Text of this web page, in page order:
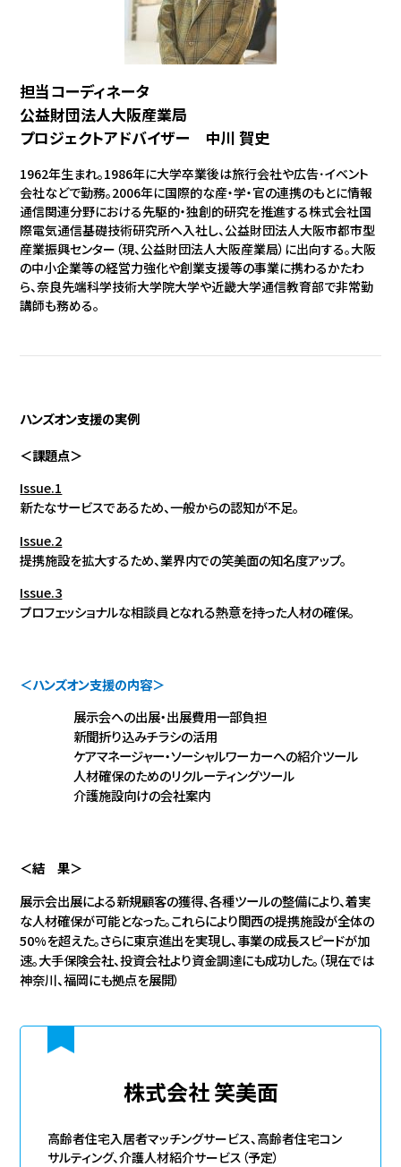
担当コーディネータ
公益財団法人大阪産業局
プロジェクトアドバイザー 中川 賀史
1962年生まれ。1986年に大学卒業後は旅行会社や広告･イベント
会社などで勤務。2006年に国際的な産・学・官の連携のもとに情報
通信関連分野における先駆的・独創的研究を推進する株式会社国
際電気通信基礎技術研究所へ入社し、公益財団法人大阪市都市型
産業振興センター（現、公益財団法人大阪産業局）に出向する。大阪
の中小企業等の経営力強化や創業支援等の事業に携わるかたわ
ら、奈良先端科学技術大学院大学や近畿大学通信教育部で非常勤
講師も務める。
ハンズオン支援の実例
＜課題点＞
Issue.1
新たなサービスであるため、一般からの認知が不足。
Issue.2
提携施設を拡大するため、業界内での笑美面の知名度アップ。
Issue.3
プロフェッショナルな相談員となれる熱意を持った人材の確保。
＜ハンズオン支援の内容＞
展示会への出展・出展費用一部負担
新聞折り込みチラシの活用
ケアマネージャー・ソーシャルワーカーへの紹介ツール
人材確保のためのリクルーティングツール
介護施設向けの会社案内
＜結 果＞
展示会出展による新規顧客の獲得、各種ツールの整備により、着実
な人材確保が可能となった。これらにより関西の提携施設が全体の
50%を超えた。さらに東京進出を実現し、事業の成長スピードが加
速。大手保険会社、投資会社より資金調達にも成功した。（現在では
神奈川、福岡にも拠点を展開）
株式会社 笑美面
高齢者住宅入居者マッチングサービス、高齢者住宅コン
サルティング、介護人材紹介サービス（予定）